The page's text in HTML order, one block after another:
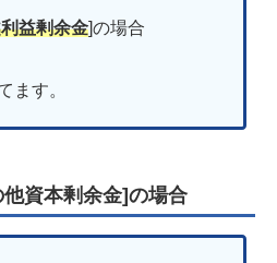
益剰余金]の場合
ます。
資本剰余金]の場合